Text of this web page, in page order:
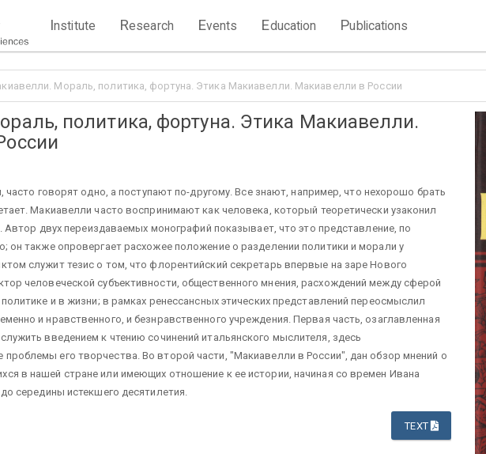
Institute Research Events Education Publications
Мораль, политика, фортуна. Этика Макиавелли. Макиавелли в России
политика, фортуна. Этика Макиавелли.
часто говорят одно, а поступают по-другому. Все знают, например, что нехорошо брать
Макиавелли часто воспринимают как человека, который теоретически узаконил
Автор двух переиздаваемых монографий показывает, что это представление, по
он также опровергает расхожее положение о разделении политики и морали у
служит тезис о том, что флорентийский секретарь впервые на заре Нового
человеческой субъективности, общественного мнения, расхождений между сферой
и в жизни; в рамках ренессансных этических представлений переосмыслил
и нравственного, и безнравственного учреждения. Первая часть, озаглавленная
введением к чтению сочинений итальянского мыслителя, здесь
его творчества. Во второй части, "Макиавелли в России", дан обзор мнений о
в нашей стране или имеющих отношение к ее истории, начиная со времен Ивана
середины истекшего десятилетия.
TEXT